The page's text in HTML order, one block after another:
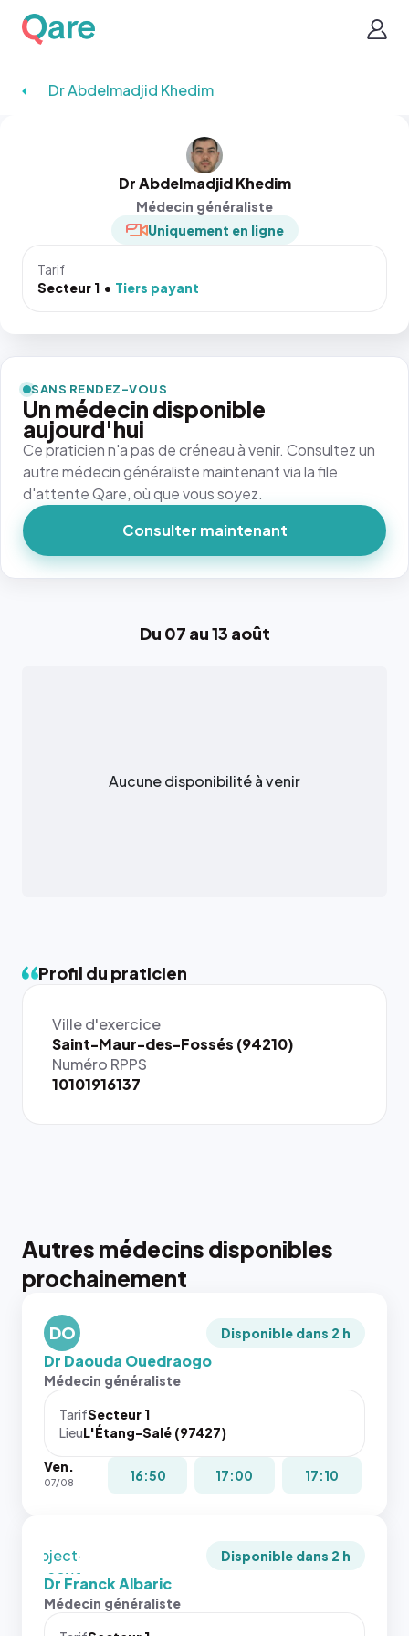
Dr Abdelmadjid Khedim
Dr Abdelmadjid Khedim
Médecin généraliste
Uniquement en ligne
Tarif
Secteur 1
Tiers payant
Du 07 au 13 août
Aucune disponibilité à venir
Profil du praticien
Ville d'exercice
Saint-Maur-des-Fossés (94210)
Numéro RPPS
10101916137
SANS RENDEZ-VOUS
Un médecin disponible
aujourd'hui
Ce praticien n'a pas de créneau à venir. Consultez un
autre médecin généraliste maintenant via la file
d'attente Qare, où que vous soyez.
Consulter maintenant
Autres médecins disponibles
prochainement
DO Disponible dans 2 h
Dr Daouda Ouedraogo
Médecin généraliste
TarifSecteur 1
LieuL'Étang-Salé (97427)
Ven.
07/08 16:50 17:00 17:10
{# 40×40
: la taille
rendue par
`.profile-
picture`,
et un
rapport 1:1
juste à
toutes les
puisque la
`object-
fit: cover`.
Sans ces
Disponible dans 2 h
Dr Franck Albaric
Médecin généraliste
{# 40×40
picture`,
et un
rapport 1:1